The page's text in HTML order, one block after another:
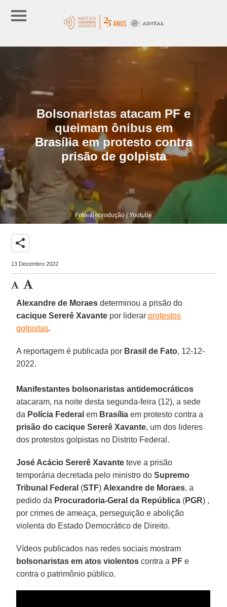
Bolsonaristas atacam PF e
queimam ônibus em
Brasília em protesto contra
prisão de golpista
Foto: Reprodução | Youtube
share
13 Dezembro 2022
Alexandre de Moraes determinou a prisão do
cacique Sererê Xavante por liderar protestos
golpistas.
A reportagem é publicada por Brasil de Fato, 12-12-
2022.
Manifestantes bolsonaristas antidemocráticos
atacaram, na noite desta segunda-feira (12), a sede
da Polícia Federal em Brasília em protesto contra a
prisão do cacique Sererê Xavante, um dos lideres
dos protestos golpistas no Distrito Federal.
José Acácio Sererê Xavante teve a prisão
temporária decretada pelo ministro doSupremo
Tribunal Federal (STF) Alexandre de Moraes, a
pedido da Procuradoria-Geral da República (PGR) ,
por crimes de ameaça, perseguição e abolição
violenta do Estado Democrático de Direito.
Vídeos publicados nas redes sociais mostram
bolsonaristas em atos violentos contra a PF e
contra o patrimônio público.